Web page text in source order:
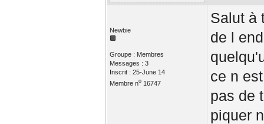
Newbie
Groupe : Membres
Messages : 3
Inscrit : 25-June 14
Membre no16747
Salut à
de l
ce n
pas de
piquer